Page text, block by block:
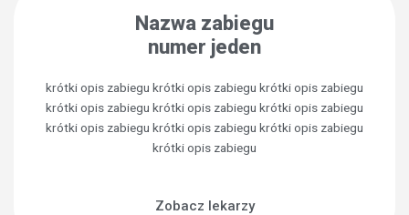
Nazwa zabiegu
numer jeden
krótki opis zabiegu krótki opis zabiegu krótki opis zabiegu
krótki opis zabiegu krótki opis zabiegu krótki opis zabiegu
krótki opis zabiegu krótki opis zabiegu krótki opis zabiegu
krótki opis zabiegu
Zobacz lekarzy